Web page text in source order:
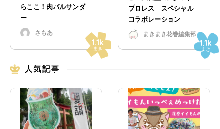
1.1k
まき
らここ！肉バルサンダ
ー
さもあ
1.1k
まき
プロレス スペシャル
コラボレーション
まきまき花巻編集部
人気記事